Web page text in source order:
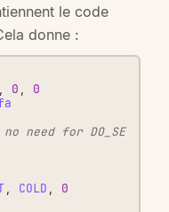
le code
donne :
, 0 ,
0
need for DO_SE
, COLD ,
0